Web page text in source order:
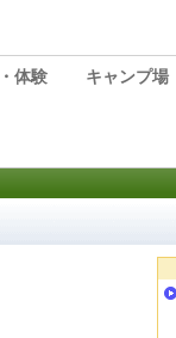
体験 キャンプ場